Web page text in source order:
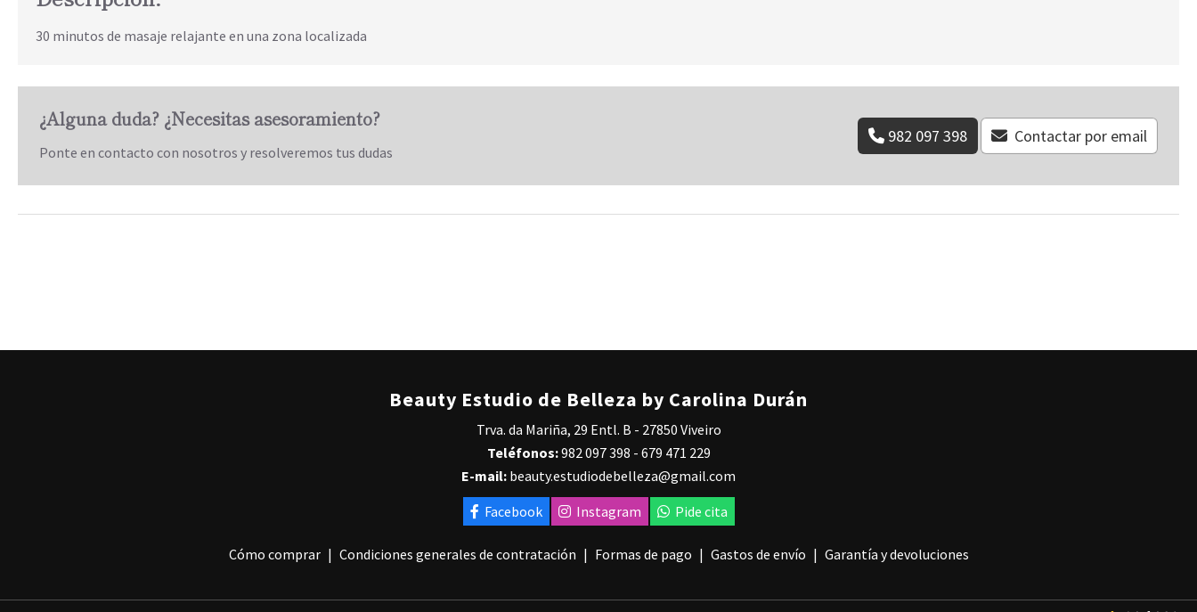
30 minutos de masaje relajante en una zona localizada
¿Alguna duda? ¿Necesitas asesoramiento?
Ponte en contacto con nosotros y resolveremos tus dudas
982 097 398 Contactar por email
Beauty Estudio de Belleza by Carolina Durán
Trva. da Mariña, 29 Entl. B - 27850 Viveiro
Teléfonos:982 097 398 - 679 471 229
E-mail: beauty.estudiodebelleza@gmail.com
Facebook
Instagram Pide cita
Cómo comprar Condiciones generales de contratación Formas de pago Gastos de envío Garantía y devoluciones